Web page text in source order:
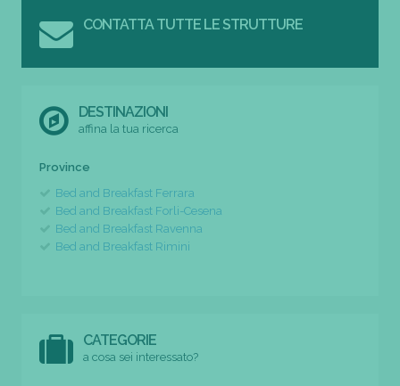
CONTATTA TUTTE LE STRUTTURE
DESTINAZIONI
affina la tua ricerca
Province
Bed and Breakfast Ferrara
Bed and Breakfast Forli-Cesena
Bed and Breakfast Ravenna
Bed and Breakfast Rimini
CATEGORIE
a cosa sei interessato?